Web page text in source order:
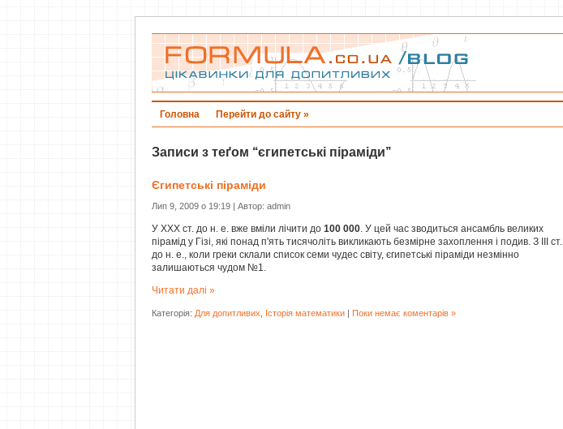
Головна Перейти до сайту »
Записи з теґом ‘‘єгипетські піраміди’’
Єгипетські піраміди
Лип 9, 2009 о 19:19 | Автор: admin
У XXX ст. до н. е. вже вміли лічити до 100 000. У цей час зводиться ансамбль великих
пірамід у Гізі, які понад п'ять тисячоліть викликають безмірне захоплення і подив. З III ст.
до н. е., коли греки склали список семи чудес світу, єгипетські піраміди незмінно
залишаються чудом №1.
Читати далі »
Категорія: Для допитливих Історія математики Поки немає коментарів »